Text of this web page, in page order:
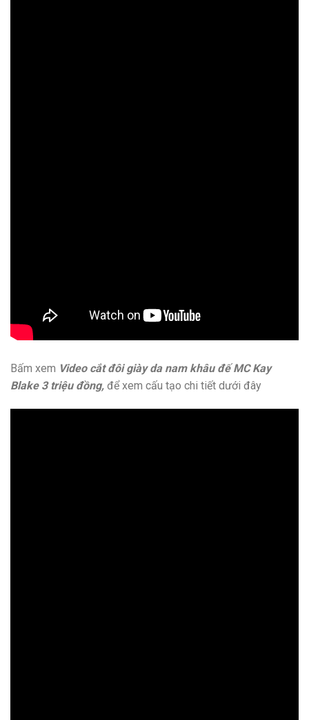
Bấm xem Video cắt đôi giày da nam khâu đế MC Kay
Blake 3 triệu đồng, để xem cấu tạo chi tiết dưới đây